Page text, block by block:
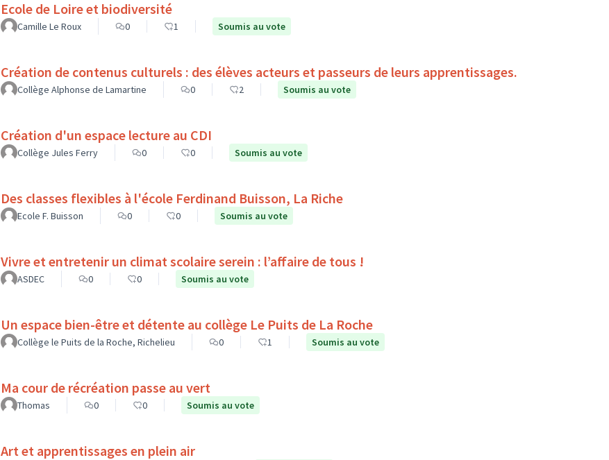
Ecole de Loire et biodiversité
Camille Le Roux 0 1 Soumis au vote
Création de contenus culturels : des élèves acteurs et passeurs de leurs apprentissages.
Collège Alphonse de Lamartine 0 2 Soumis au vote
Création d'un espace lecture au CDI
Collège Jules Ferry 0 0 Soumis au vote
Des classes flexibles à l'école Ferdinand Buisson, La Riche
Ecole F. Buisson 0 0 Soumis au vote
Vivre et entretenir un climat scolaire serein : l’affaire de tous !
ASDEC 0 0 Soumis au vote
Un espace bien-être et détente au collège Le Puits de La Roche
Collège le Puits de la Roche, Richelieu 0 1 Soumis au vote
Ma cour de récréation passe au vert
Thomas 0 0 Soumis au vote
Art et apprentissages en plein air